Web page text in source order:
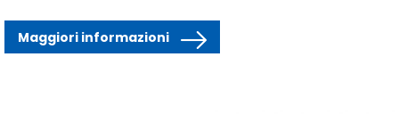
Maggiori informazioni